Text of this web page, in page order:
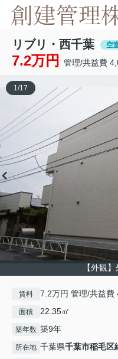
リブリ・西千葉 空
7.2万円 管理/共益費
【外観
1/17
賃料 7.2万円 管理/共益費
面積 22.35㎡
築年数 築9年
所在地 千葉県千葉市稲毛区